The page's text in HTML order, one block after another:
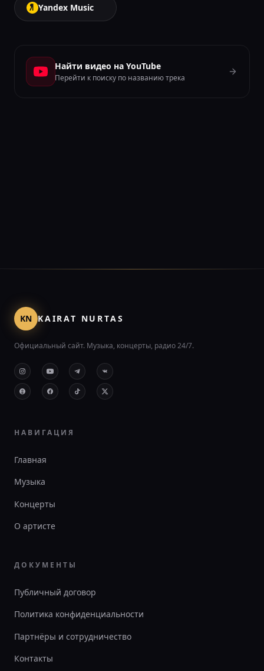
Yandex Music
Найти видео на YouTube
Перейти к поиску по названию трека
KN KAIRAT NURTAS
Официальный сайт. Музыка, концерты, радио 24/7.
НАВИГАЦИЯ
Главная
Музыка
Концерты
О артисте
ДОКУМЕНТЫ
Публичный договор
Политика конфиденциальности
Партнёры и сотрудничество
Контакты